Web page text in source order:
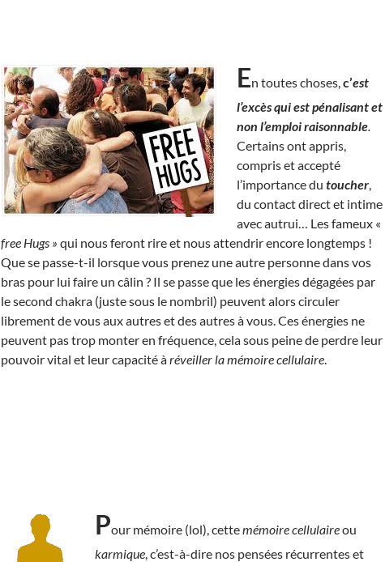
En toutes choses,c’est
l’excès qui est pénalisant et
non l’emploi raisonnable.
Certains ont appris,
compris et accepté
l’importance du toucher,
du contact direct et intime
avec autrui… Les fameux «
free Hugs » qui nous feront rire et nous attendrir encore longtemps !
Que se passe-t-il lorsque vous prenez une autre personne dans vos
bras pour lui faire un câlin ? Il se passe que les énergies dégagées par
le second chakra (juste sous le nombril) peuvent alors circuler
librement de vous aux autres et des autres à vous. Ces énergies ne
peuvent pas trop monter en fréquence, cela sous peine de perdre leur
pouvoir vital et leur capacité àréveiller la mémoire cellulaire.
Pour mémoire (lol), cettemémoire cellulaireou
karmique, c’est-à-dire nos pensées récurrentes et